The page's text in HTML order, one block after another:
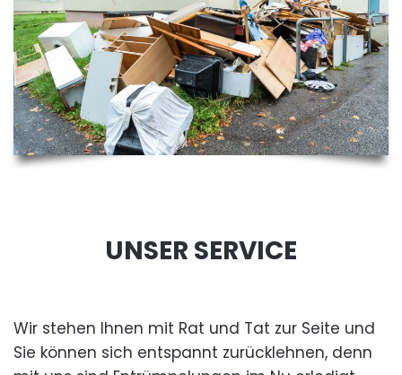
UNSER SERVICE
Wir stehen Ihnen mit Rat und Tat zur Seite und
Sie können sich entspannt zurücklehnen, denn